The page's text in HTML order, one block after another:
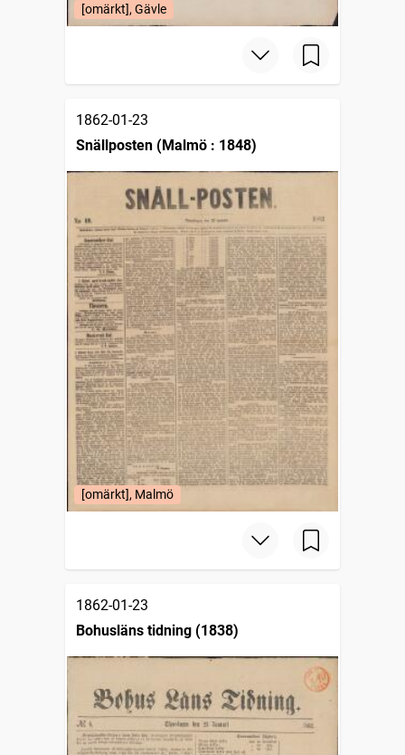
[omärkt], Gävle
1862-01-23
Snällposten (Malmö : 1848)
[omärkt], Malmö
1862-01-23
Bohusläns tidning (1838)